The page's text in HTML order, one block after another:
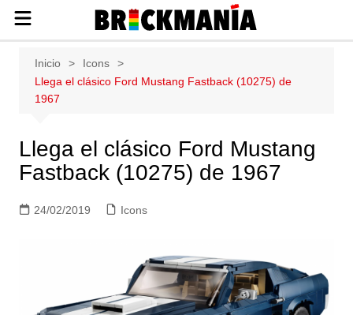
contenido
sobre las construcciones LEGO: Star
Wars, Harry Potter, City, Friends, Technic,
Inicio
Icons
Llega el clásico Ford Mustang Fastback (10275) de
1967
Llega el clásico Ford Mustang
Fastback (10275) de 1967
24/02/2019 Icons